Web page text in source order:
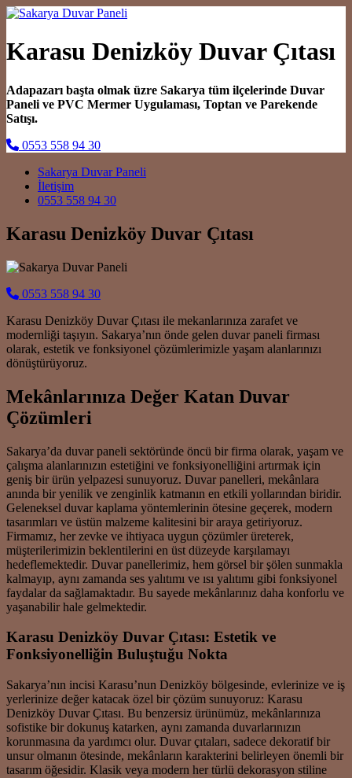
Karasu Denizköy Duvar Çıtası
Adapazarı başta olmak üzre Sakarya tüm ilçelerinde Duvar
Paneli ve PVC Mermer Uygulaması, Toptan ve Parekende
Satışı.
0553 558 94 30
Main Navigation
Sakarya Duvar Paneli
İletişim
0553 558 94 30
Karasu Denizköy Duvar Çıtası
0553 558 94 30
Karasu Denizköy Duvar Çıtası ile mekanlarınıza zarafet ve
modernliği taşıyın. Sakarya’nın önde gelen duvar paneli firması
olarak, estetik ve fonksiyonel çözümlerimizle yaşam alanlarınızı
dönüştürüyoruz.
Mekânlarınıza Değer Katan Duvar
Çözümleri
Sakarya’da duvar paneli sektöründe öncü bir firma olarak, yaşam ve
çalışma alanlarınızın estetiğini ve fonksiyonelliğini artırmak için
geniş bir ürün yelpazesi sunuyoruz. Duvar panelleri, mekânlara
anında bir yenilik ve zenginlik katmanın en etkili yollarından biridir.
Geleneksel duvar kaplama yöntemlerinin ötesine geçerek, modern
tasarımları ve üstün malzeme kalitesini bir araya getiriyoruz.
Firmamız, her zevke ve ihtiyaca uygun çözümler üreterek,
müşterilerimizin beklentilerini en üst düzeyde karşılamayı
hedeflemektedir. Duvar panellerimiz, hem görsel bir şölen sunmakla
kalmayıp, aynı zamanda ses yalıtımı ve ısı yalıtımı gibi fonksiyonel
faydalar da sağlamaktadır. Bu sayede mekânlarınız daha konforlu ve
yaşanabilir hale gelmektedir.
Karasu Denizköy Duvar Çıtası: Estetik ve
Fonksiyonelliğin Buluştuğu Nokta
Sakarya’nın incisi Karasu’nun Denizköy bölgesinde, evlerinize ve iş
yerlerinize değer katacak özel bir çözüm sunuyoruz: Karasu
Denizköy Duvar Çıtası. Bu benzersiz ürünümüz, mekânlarınıza
sofistike bir dokunuş katarken, aynı zamanda duvarlarınızın
korunmasına da yardımcı olur. Duvar çıtaları, sadece dekoratif bir
unsur olmanın ötesinde, mekânların karakterini belirleyen önemli bir
tasarım öğesidir. Klasik veya modern her türlü dekorasyon stiline